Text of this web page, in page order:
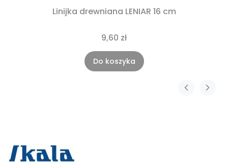
Linijka drewniana LENIAR 16 cm
9,60 zł
Do koszyka